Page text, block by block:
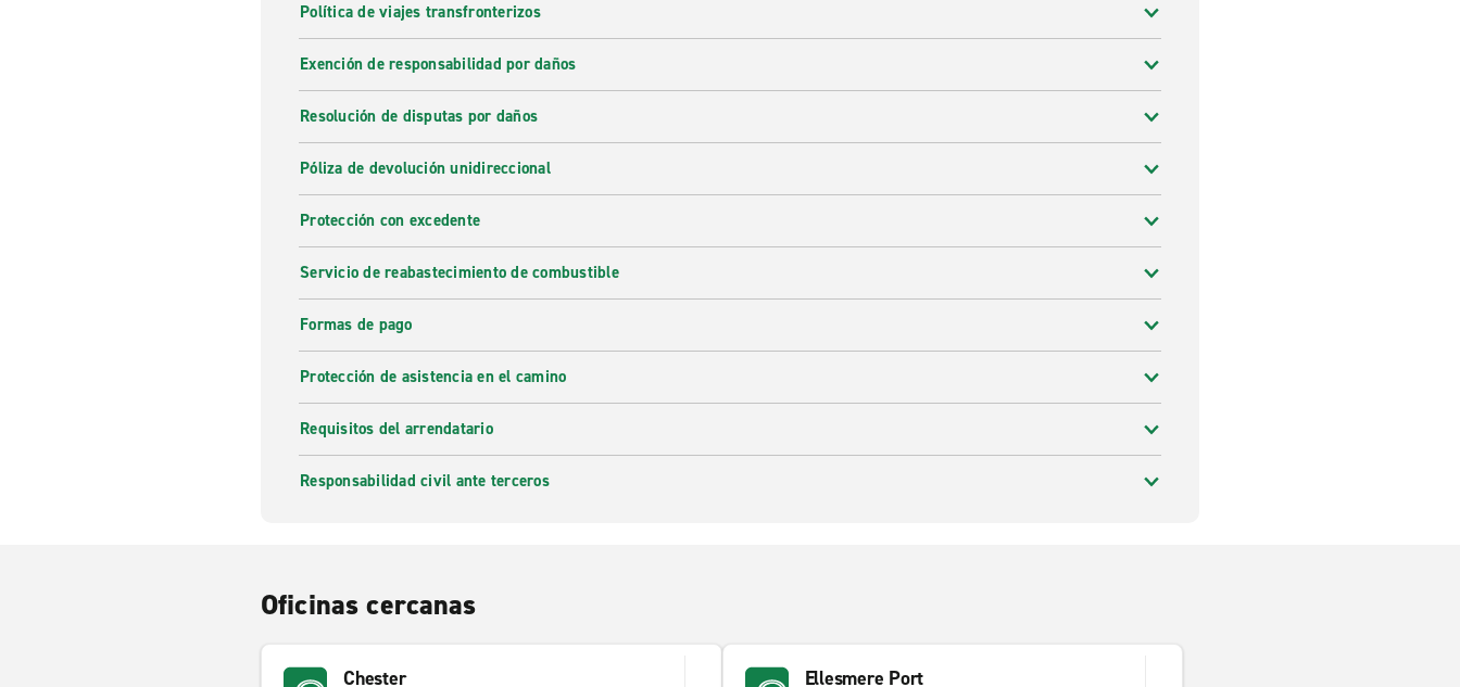
Política de viajes transfronterizos
Exención de responsabilidad por daños
Resolución de disputas por daños
Póliza de devolución unidireccional
Protección con excedente
Servicio de reabastecimiento de combustible
Formas de pago
Protección de asistencia en el camino
Requisitos del arrendatario
Responsabilidad civil ante terceros
Oficinas cercanas
Chester Ellesmere Port